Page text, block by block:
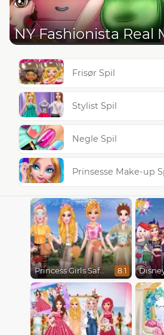
NY Fashionista Real
Frisør Spil
Stylist Spil
Negle Spil
Prinsesse Make-up
Princess Girls Safari Trip 8.1